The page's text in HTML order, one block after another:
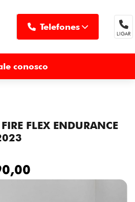
Telefones
LIGAR
conosco
FLEX ENDURANCE